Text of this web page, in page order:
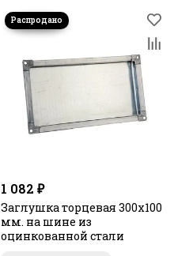
1 082 ₽
Заглушка торцевая 300х100
мм. на шине из
оцинкованной стали